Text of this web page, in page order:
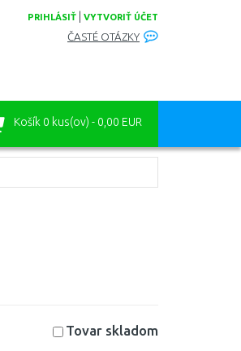
PRIHLÁSIŤ VYTVORIŤ ÚČET
ČASTÉ OTÁZKY
Košík 0 kus(ov) - 0,00 EUR
Tovar skladom